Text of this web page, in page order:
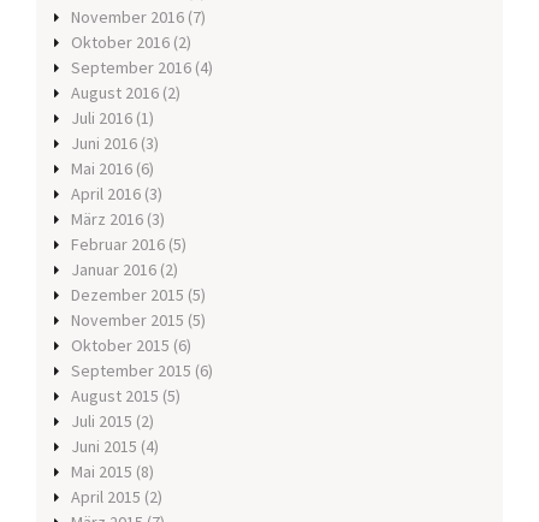
November 2016 (7)
Oktober 2016 (2)
September 2016 (4)
August 2016 (2)
Juli 2016 (1)
Juni 2016 (3)
Mai 2016 (6)
April 2016 (3)
März 2016 (3)
Februar 2016 (5)
Januar 2016 (2)
Dezember 2015 (5)
November 2015 (5)
Oktober 2015 (6)
September 2015 (6)
August 2015 (5)
Juli 2015 (2)
Juni 2015 (4)
Mai 2015 (8)
April 2015 (2)